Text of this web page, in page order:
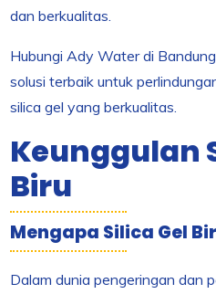
dan berkualitas.
Hubungi Ady Water di
solusi terbaik untuk
silica gel yang berkualitas.
Keunggulan
Biru
Mengapa Silica Gel
Dalam dunia pengeringan dan